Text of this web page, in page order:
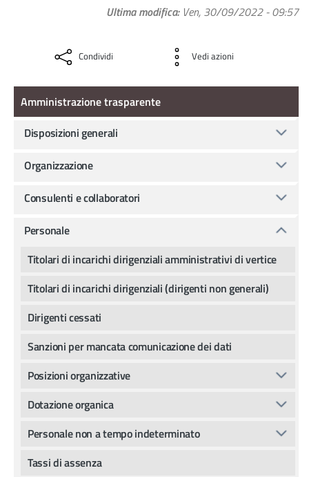
Ultima modifica Ven, 30/09/2022 - 09:57
Condividi Vedi azioni
Amministrazione Trasparente
Amministrazione trasparente
Disposizioni generali
Organizzazione
Consulenti e collaboratori
Personale
Titolari di incarichi dirigenziali amministrativi di vertice
Titolari di incarichi dirigenziali (dirigenti non generali)
Dirigenti cessati
Sanzioni per mancata comunicazione dei dati
Posizioni organizzative
Dotazione organica
Personale non a tempo indeterminato
Tassi di assenza